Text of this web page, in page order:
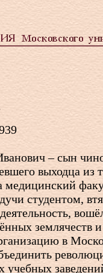
– сын
выходца из
медицинский
студентом,
землячеств
в
учебных